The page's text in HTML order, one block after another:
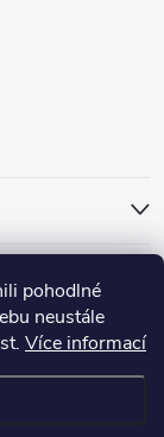
pohodlné
neustále
Více informací